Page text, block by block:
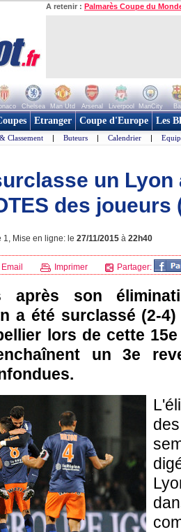
A retenir : Palmarès Coupe du
Chelsea Man Utd Arsenal Liverpool ManCity
Etranger Coupe d'Europe Les
Classement | Buteurs | Calendrier |
un Lyon
des joueurs
1, Mise en ligne: le 27/11/2015 à 22h40
Email Imprimer Partager:
après son
a été surclassé (2-
lors de cette
un 3e